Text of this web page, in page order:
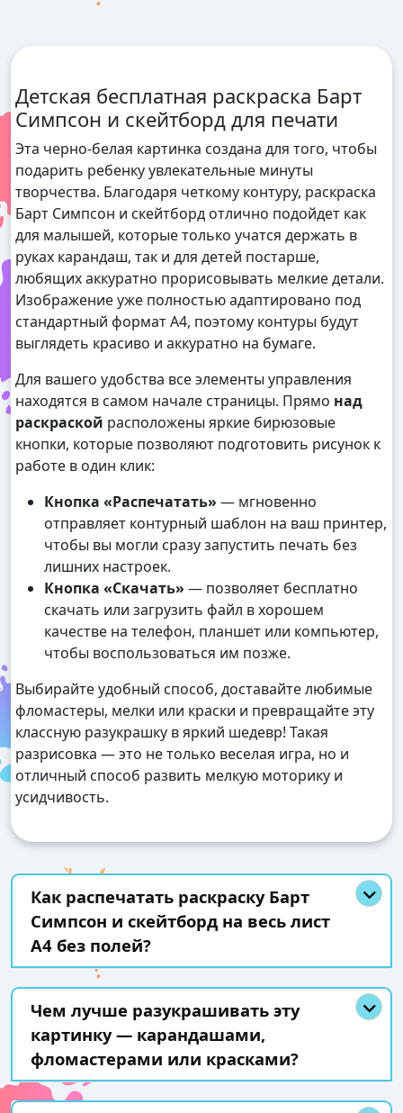
Детская бесплатная раскраска Барт
Симпсон и скейтборд для печати
Эта черно-белая картинка создана для того, чтобы
подарить ребенку увлекательные минуты
творчества. Благодаря четкому контуру, раскраска
Барт Симпсон и скейтборд отлично подойдет как
для малышей, которые только учатся держать в
руках карандаш, так и для детей постарше,
любящих аккуратно прорисовывать мелкие детали.
Изображение уже полностью адаптировано под
стандартный формат А4, поэтому контуры будут
выглядеть красиво и аккуратно на бумаге.
Для вашего удобства все элементы управления
находятся в самом начале страницы. Прямо над
раскраской расположены яркие бирюзовые
кнопки, которые позволяют подготовить рисунок к
работе в один клик:
Кнопка «Распечатать» — мгновенно
отправляет контурный шаблон на ваш принтер,
чтобы вы могли сразу запустить печать без
лишних настроек.
Кнопка «Скачать» — позволяет бесплатно
скачать или загрузить файл в хорошем
качестве на телефон, планшет или компьютер,
чтобы воспользоваться им позже.
Выбирайте удобный способ, доставайте любимые
фломастеры, мелки или краски и превращайте эту
классную разукрашку в яркий шедевр! Такая
разрисовка — это не только веселая игра, но и
отличный способ развить мелкую моторику и
усидчивость.
Как распечатать раскраску Барт
Симпсон и скейтборд на весь лист
А4 без полей?
Чем лучше разукрашивать эту
картинку — карандашами,
фломастерами или красками?